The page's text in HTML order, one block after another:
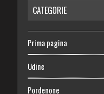
CATEGORIE
Prima pagina
Udine
Pordenone